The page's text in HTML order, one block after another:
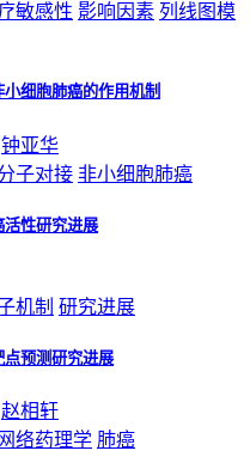
敏感性 影响因素 列线图模
细胞肺癌的作用机制
钟亚华
子对接 非小细胞肺癌
活性研究进展
机制 研究进展
预测研究进展
赵相轩
网络药理学 肺癌